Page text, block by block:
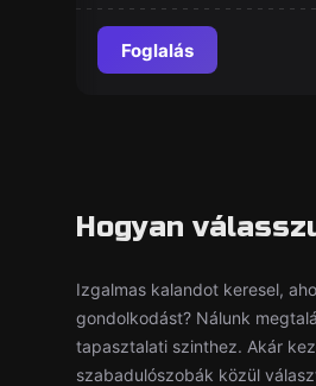
Foglalás
Hogyan
Izgalmas kalandot keresel,
gondolkodást? Nálunk
tapasztalati szinthez. Akár
szabadulószobák közül